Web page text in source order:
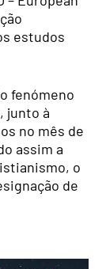
estudos
fenómeno
junto à
no mês de
assim a
o
de